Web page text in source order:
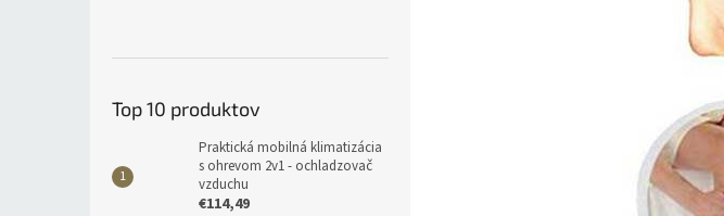
Top 10 produktov
Praktická mobilná klimatizácia
s ohrevom 2v1 - ochladzovač
vzduchu
€114,49